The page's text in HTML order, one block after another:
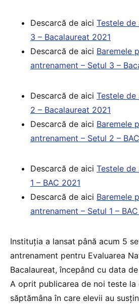
Descarcă de aici Testele de
3 – Bacalaureat 2021
Descarcă de aici Baremele
antrenament – Setul 3 –
Descarcă de aici Testele de
2 – Bacalaureat 2021
Descarcă de aici Baremele
antrenament – Setul 2 –
Descarcă de aici Testele de
1 – BAC 2021
Descarcă de aici Baremele
antrenament – Setul 1 –
Instituția a lansat până acum 5
antrenament pentru Evaluarea
Bacalaureat, începând cu data
A oprit publicarea de noi teste la
săptămâna în care elevii au